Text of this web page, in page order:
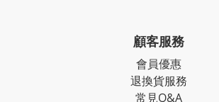
顧客服務
會員優惠
退換貨服務
常見Q&A